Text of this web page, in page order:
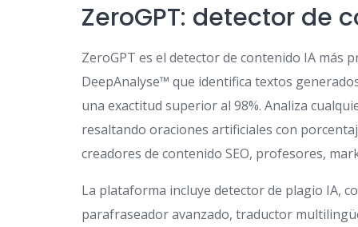
ZeroGPT: detector de
ZeroGPT es el detector de contenido IA más
DeepAnalyse™ que identifica textos
una exactitud superior al 98%. Analiza
resaltando oraciones artificiales con
creadores de contenido SEO, profesores,
La plataforma incluye detector de plagio IA,
parafraseador avanzado, traductor